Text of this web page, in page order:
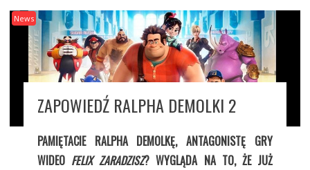
News
ZAPOWIEDŹ RALPHA DEMOLKI 2
PAMIĘTACIE RALPHA DEMOLKĘ, ANTAGONISTĘ GRY
WIDEO FELIX ZARADZISZ? WYGLĄDA NA TO, ŻE JUŻ